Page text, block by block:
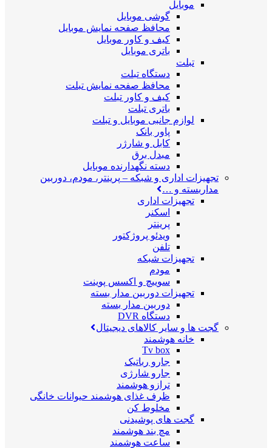
موبایل
گوشی موبایل
محافظ صفحه نمایش موبایل
کیف و کاور موبایل
باتری موبایل
تبلت
دستگاه تبلت
محافظ صفحه نمایش تبلت
کیف و کاور تبلت
باتری تبلت
لوازم جانبی موبایل و تبلت
پاور بانک
کابل و شارژر
مبدل برق
دسته نگهدارنده موبایل
تجهیزات اداری و شبکه – پرینتر، مودم، دوربین
مداربسته و …
تجهیزات اداری
اسکنر
پرینتر
ویدئو پروژکتور
تلفن
تجهیزات شبکه
مودم
سوییچ و اکسس پوینت
تجهیزات دوربین مدار بسته
دوربین مدار بسته
دستگاه DVR
گجت ها و سایر کالاهای دیجیتال
خانه هوشمند
Tv box
جارو رباتیک
جارو شارژی
ترازو هوشمند
ظرف غذای هوشمند حیوانات خانگی
مخلوط کن
گجت های پوشیدنی
مچ بند هوشمند
ساعت هوشمند